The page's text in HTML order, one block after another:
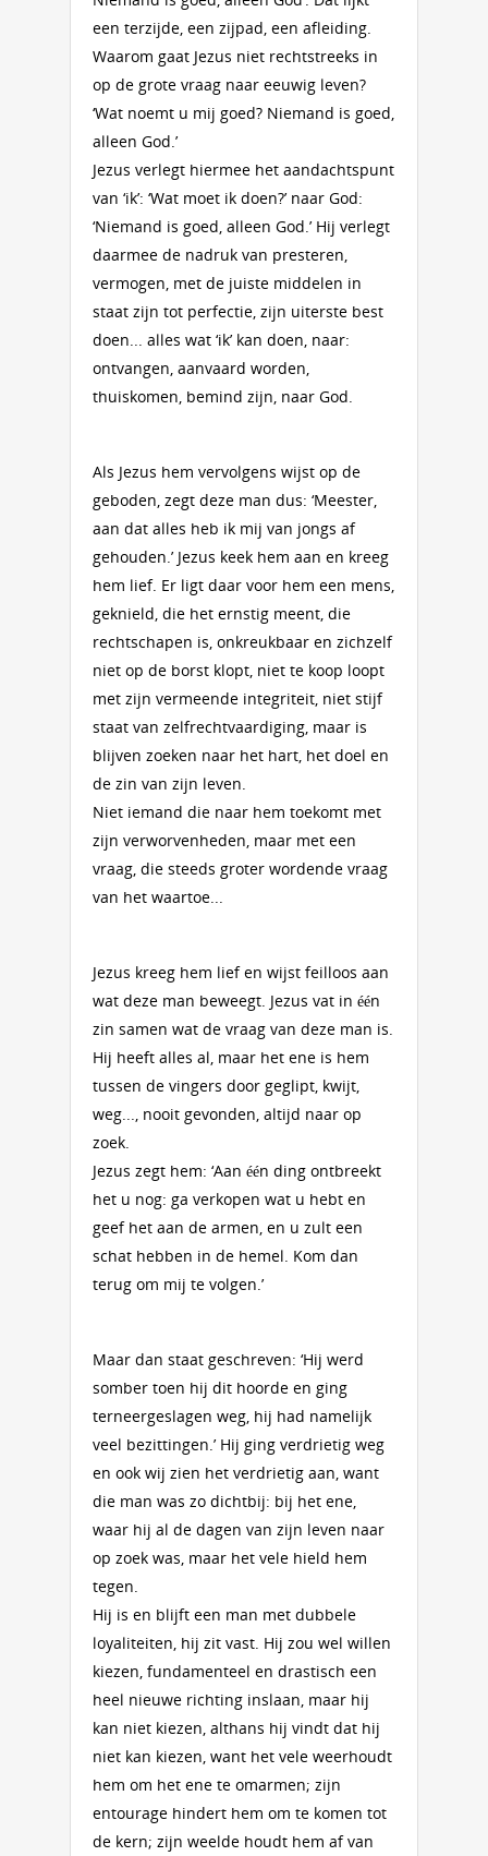
een terzijde, een zijpad, een afleiding.
Waarom gaat Jezus niet rechtstreeks in
op de grote vraag naar eeuwig leven?
‘Wat noemt u mij goed? Niemand is goed,
alleen God.’
Jezus verlegt hiermee het aandachtspunt
van ‘ik’: ‘Wat moet ik doen?’ naar God:
‘Niemand is goed, alleen God.’ Hij verlegt
daarmee de nadruk van presteren,
vermogen, met de juiste middelen in
staat zijn tot perfectie, zijn uiterste best
doen... alles wat ‘ik’ kan doen, naar:
ontvangen, aanvaard worden,
thuiskomen, bemind zijn, naar God.
Als Jezus hem vervolgens wijst op de
geboden, zegt deze man dus: ‘Meester,
aan dat alles heb ik mij van jongs af
gehouden.’ Jezus keek hem aan en kreeg
hem lief. Er ligt daar voor hem een mens,
geknield, die het ernstig meent, die
rechtschapen is, onkreukbaar en zichzelf
niet op de borst klopt, niet te koop loopt
met zijn vermeende integriteit, niet stijf
staat van zelfrechtvaardiging, maar is
blijven zoeken naar het hart, het doel en
de zin van zijn leven.
Niet iemand die naar hem toekomt met
zijn verworvenheden, maar met een
vraag, die steeds groter wordende vraag
van het waartoe...
Jezus kreeg hem lief en wijst feilloos aan
wat deze man beweegt. Jezus vat in één
zin samen wat de vraag van deze man is.
Hij heeft alles al, maar het ene is hem
tussen de vingers door geglipt, kwijt,
weg..., nooit gevonden, altijd naar op
zoek.
Jezus zegt hem: ‘Aan één ding ontbreekt
het u nog: ga verkopen wat u hebt en
geef het aan de armen, en u zult een
schat hebben in de hemel. Kom dan
terug om mij te volgen.’
Maar dan staat geschreven: ‘Hij werd
somber toen hij dit hoorde en ging
terneergeslagen weg, hij had namelijk
veel bezittingen.’ Hij ging verdrietig weg
en ook wij zien het verdrietig aan, want
die man was zo dichtbij: bij het ene,
waar hij al de dagen van zijn leven naar
op zoek was, maar het vele hield hem
tegen.
Hij is en blijft een man met dubbele
loyaliteiten, hij zit vast. Hij zou wel willen
kiezen, fundamenteel en drastisch een
heel nieuwe richting inslaan, maar hij
kan niet kiezen, althans hij vindt dat hij
niet kan kiezen, want het vele weerhoudt
hem om het ene te omarmen; zijn
entourage hindert hem om te komen tot
de kern; zijn weelde houdt hem af van